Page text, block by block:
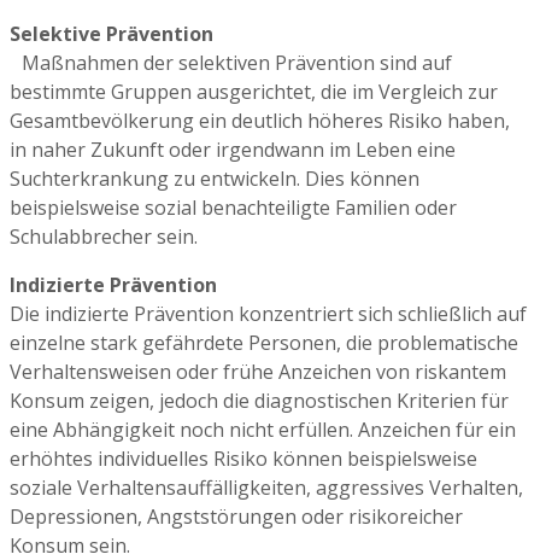
Selektive Prävention
Maßnahmen der selektiven Prävention sind auf
bestimmte Gruppen ausgerichtet, die im Vergleich zur
Gesamtbevölkerung ein deutlich höheres Risiko haben,
in naher Zukunft oder irgendwann im Leben eine
Suchterkrankung zu entwickeln. Dies können
beispielsweise sozial benachteiligte Familien oder
Schulabbrecher sein.
Indizierte Prävention
Die indizierte Prävention konzentriert sich schließlich auf
einzelne stark gefährdete Personen, die problematische
Verhaltensweisen oder frühe Anzeichen von riskantem
Konsum zeigen, jedoch die diagnostischen Kriterien für
eine Abhängigkeit noch nicht erfüllen. Anzeichen für ein
erhöhtes individuelles Risiko können beispielsweise
soziale Verhaltensauffälligkeiten, aggressives Verhalten,
Depressionen, Angststörungen oder risikoreicher
Konsum sein.